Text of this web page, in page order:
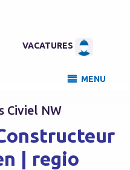
VACATURES
MENU
Civiel NW
| regio